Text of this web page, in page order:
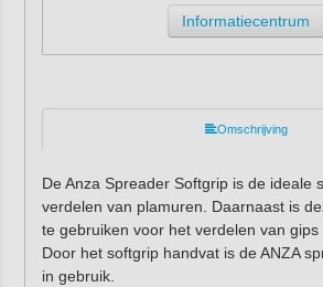
Informatiecentrum
Omschrijving
De Anza Spreader Softgrip is de ideale
verdelen van plamuren. Daarnaast is
te gebruiken voor het verdelen van gips
Door het softgrip handvat is de ANZA
in gebruik.